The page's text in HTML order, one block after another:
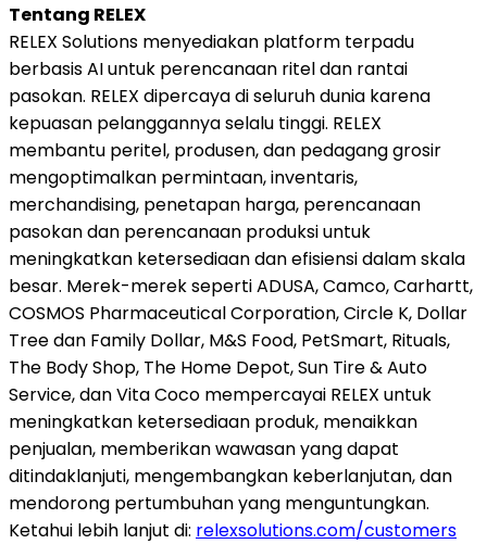
Tentang RELEX
RELEX Solutions menyediakan platform terpadu
berbasis AI untuk perencanaan ritel dan rantai
pasokan. RELEX dipercaya di seluruh dunia karena
kepuasan pelanggannya selalu tinggi. RELEX
membantu peritel, produsen, dan pedagang grosir
mengoptimalkan permintaan, inventaris,
merchandising, penetapan harga, perencanaan
pasokan dan perencanaan produksi untuk
meningkatkan ketersediaan dan efisiensi dalam skala
besar. Merek-merek seperti ADUSA, Camco, Carhartt,
COSMOS Pharmaceutical Corporation, Circle K, Dollar
Tree dan Family Dollar, M&S Food, PetSmart, Rituals,
The Body Shop, The Home Depot, Sun Tire & Auto
Service, dan Vita Coco mempercayai RELEX untuk
meningkatkan ketersediaan produk, menaikkan
penjualan, memberikan wawasan yang dapat
ditindaklanjuti, mengembangkan keberlanjutan, dan
mendorong pertumbuhan yang menguntungkan.
Ketahui lebih lanjut di: relexsolutions.com/customers